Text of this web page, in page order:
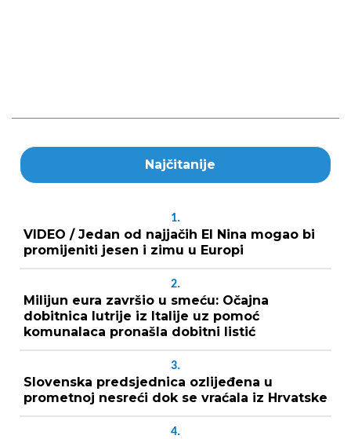
Najčitanije
1.
VIDEO / Jedan od najjačih El Nina mogao bi
promijeniti jesen i zimu u Europi
2.
Milijun eura završio u smeću: Očajna
dobitnica lutrije iz Italije uz pomoć
komunalaca pronašla dobitni listić
3.
Slovenska predsjednica ozlijeđena u
prometnoj nesreći dok se vraćala iz Hrvatske
4.